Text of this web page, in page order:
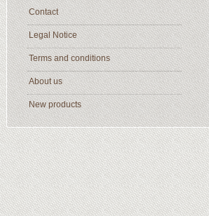
Contact
Legal Notice
Terms and conditions
About us
New products